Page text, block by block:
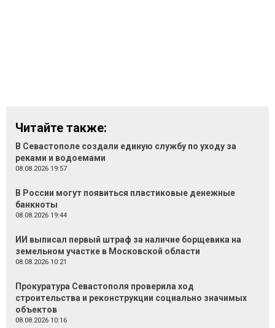
Читайте также:
В Севастополе создали единую службу по уходу за
реками и водоемами
08.08.2026 19:57
В России могут появиться пластиковые денежные
банкноты
08.08.2026 19:44
ИИ выписал первый штраф за наличие борщевика на
земельном участке в Московской области
08.08.2026 10:21
Прокуратура Севастополя проверила ход
строительства и реконструкции социально значимых
объектов
08.08.2026 10:16